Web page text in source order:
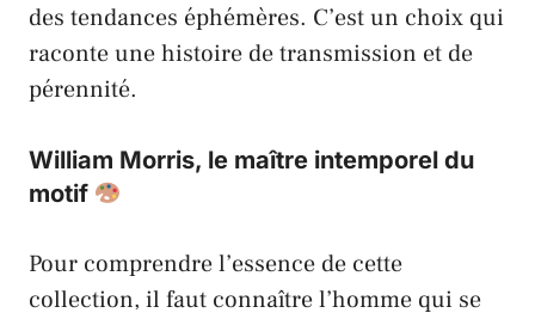
des tendances éphémères. C’est un choix qui
raconte une histoire de transmission et de
pérennité.
William Morris, le maître intemporel du
motif
Pour comprendre l’essence de cette
collection, il faut connaître l’homme qui se